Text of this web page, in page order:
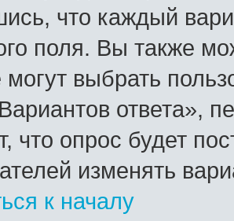
что каждый
поля. Вы также
могут выбрать
ответа»,
что опрос будет
изменять
к началу